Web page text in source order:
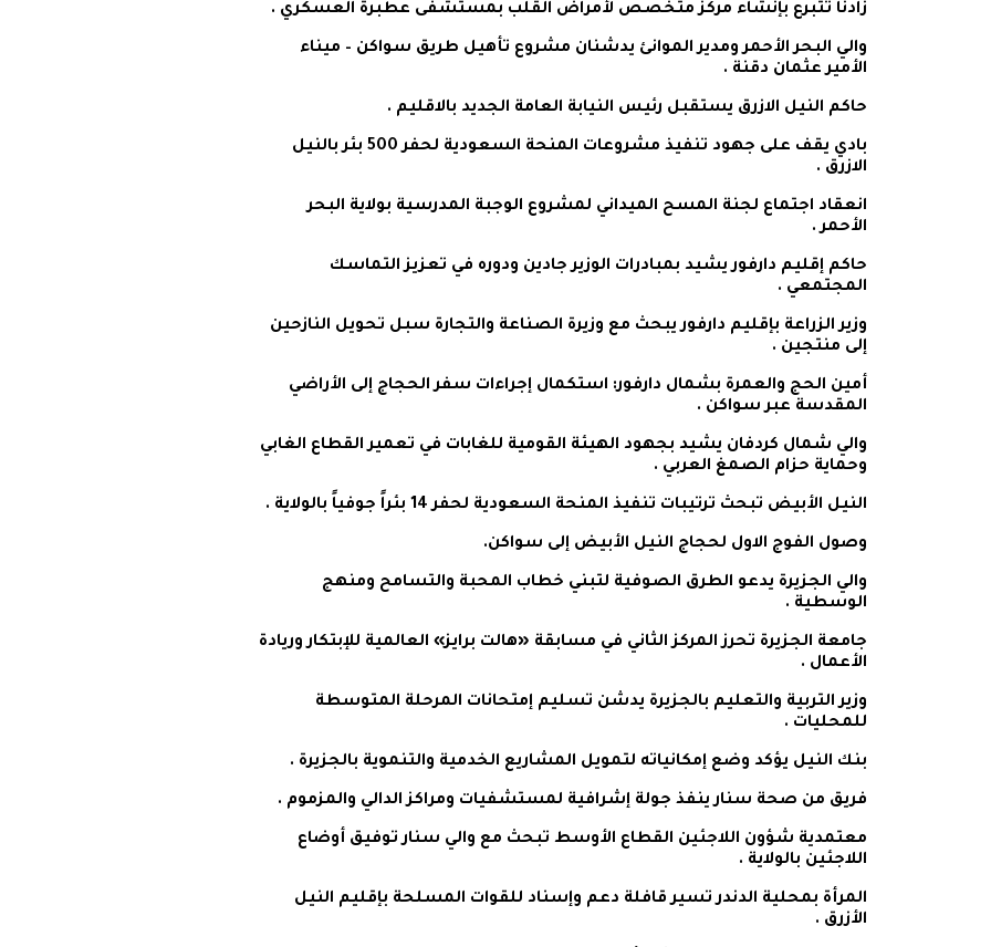
زادنا تتبرع بإنشاء مركز متخصص لأمراض القلب بمستشفى عطبرة العسكري .
والي البحر الأحمر ومدير الموانئ يدشنان مشروع تأهيل طريق سواكن – ميناء
الأمير عثمان دقنة .
حاكم النيل الازرق يستقبل رئيس النيابة العامة الجديد بالاقليم .
بادي يقف على جهود تنفيذ مشروعات المنحة السعودية لحفر 500 بئر بالنيل
الازرق .
انعقاد اجتماع لجنة المسح الميداني لمشروع الوجبة المدرسية بولاية البحر
الأحمر .
حاكم إقليم دارفور يشيد بمبادرات الوزير جادين ودوره في تعزيز التماسك
المجتمعي .
وزير الزراعة بإقليم دارفور يبحث مع وزيرة الصناعة والتجارة سبل تحويل النازحين
إلى منتجين .
أمين الحج والعمرة بشمال دارفور: استكمال إجراءات سفر الحجاج إلى الأراضي
المقدسة عبر سواكن .
والي شمال كردفان يشيد بجهود الهيئة القومية للغابات في تعمير القطاع الغابي
وحماية حزام الصمغ العربي .
النيل الأبيض تبحث ترتيبات تنفيذ المنحة السعودية لحفر 14 بئراً جوفياً بالولاية .
وصول الفوج الاول لحجاج النيل الأبيض إلى سواكن.
والي الجزيرة يدعو الطرق الصوفية لتبني خطاب المحبة والتسامح ومنهج
الوسطية .
جامعة الجزيرة تحرز المركز الثاني في مسابقة «هالت برايز» العالمية للإبتكار وريادة
الأعمال .
وزير التربية والتعليم بالجزيرة يدشن تسليم إمتحانات المرحلة المتوسطة
للمحليات .
بنك النيل يؤكد وضع إمكانياته لتمويل المشاريع الخدمية والتنموية بالجزيرة .
فريق من صحة سنار ينفذ جولة إشرافية لمستشفيات ومراكز الدالي والمزموم .
معتمدية شؤون اللاجئين القطاع الأوسط تبحث مع والي سنار توفيق أوضاع
اللاجئين بالولاية .
المرأة بمحلية الدندر تسير قافلة دعم وإسناد للقوات المسلحة بإقليم النيل
الأزرق .